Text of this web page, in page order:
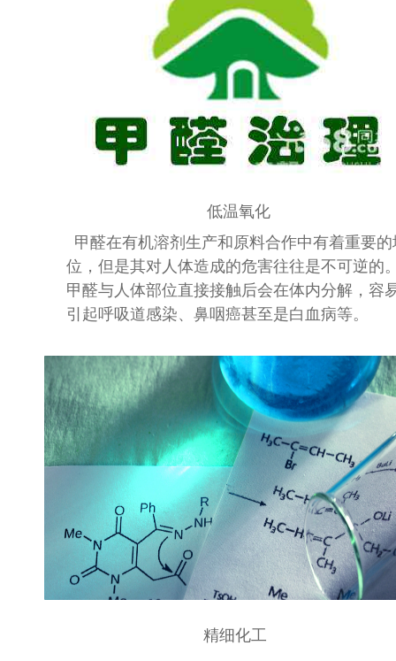
低温氧化
甲醛在有机溶剂生产和原料合作中有着重要
位，但是其对人体造成的危害往往是不可逆的
甲醛与人体部位直接接触后会在体内分解，容
引起呼吸道感染、鼻咽癌甚至是白血病等。
精细化工